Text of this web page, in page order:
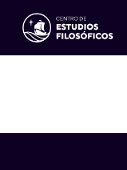
Eventos